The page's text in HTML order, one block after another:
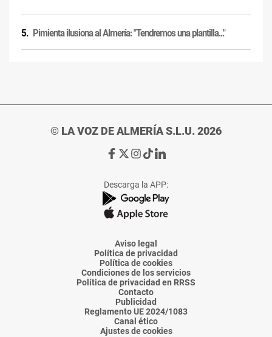
Pimienta ilusiona al Almería: "Tendremos una plantilla..."
© LA VOZ DE ALMERÍA S.L.U. 2026
Ir
de
La
Voz
Almería
Ir
de
La
Voz
Almería
Ir
de
La
Voz
Almería
Ir
de
La
Voz
Almería
Ir
de
La
Voz
Descarga la APP:
Aviso legal
Política de privacidad
Política de cookies
Condiciones de los servicios
Política de privacidad en RRSS
Contacto
Publicidad
Reglamento UE 2024/1083
Canal ético
Ajustes de cookies